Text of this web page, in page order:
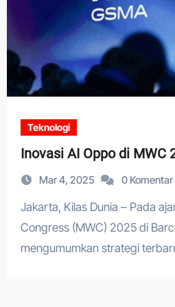
Teknologi
Inovasi AI Oppo di MWC
Mar 4, 2025 0 Komentar
Jakarta, Kilas Dunia – Pada ajang Mobile World
Congress (MWC) 2025 di
mengumumkan strategi